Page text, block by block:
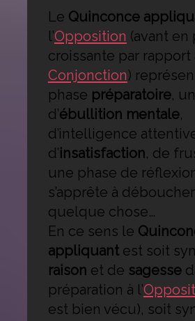
Le Quinconce
l’Opposition (avant en
croissante par rapport
Conjonction)
phase préparatoire,
d’ébullition mentale,
d’intelligence
d’insatisfaction, de
une phase de
s’apprête à
quelque chose…
En ce sens le
appliquantest soit
raison et de sagesse
préparation à l’
est bien vécu), soit